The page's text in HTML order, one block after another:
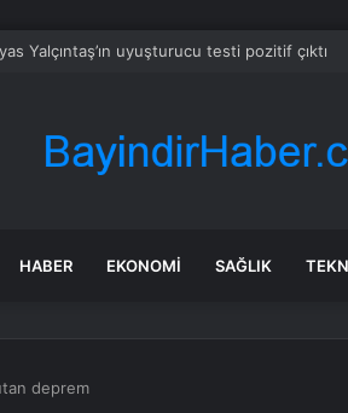
Yalçıntaş’ın uyuşturucu testi pozitif çıktı
HABER EKONOMI SAĞLIK
deprem